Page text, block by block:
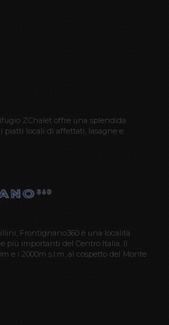
ZChalet offre una splendida
piatti locali di affettati, lasagne e
Frontignano360 è una località
più importanti del Centro Italia. Il
e i 2000m s.l.m. al cospetto del Monte